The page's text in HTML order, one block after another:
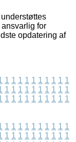
for
opdatering af
1 1 1 1 1 1 1 1 1 1
1 1 1 1 1 1 1 1 1 1
1 1 1 1 1 1 1 1 1 1
1 1 1 1 1 1 1 1 1 1
1 1 1 1 1 1 1 1 1 1